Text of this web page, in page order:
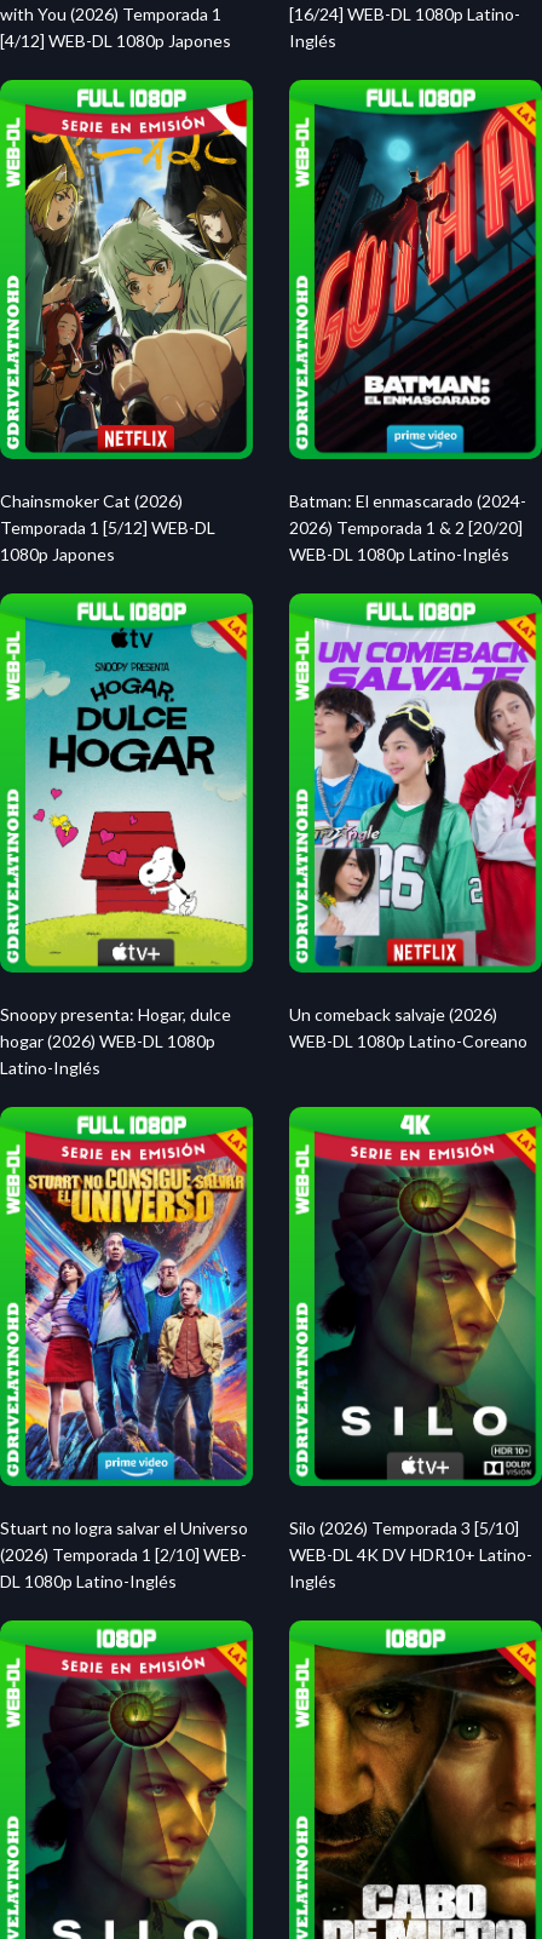
with You (2026) Temporada 1
[4/12] WEB-DL 1080p Japones
[16/24] WEB-DL 1080p Latino-
Inglés
Chainsmoker Cat (2026)
Temporada 1 [5/12] WEB-DL
1080p Japones
Batman: El enmascarado (2024-
2026) Temporada 1 & 2 [20/20]
WEB-DL 1080p Latino-Inglés
Snoopy presenta: Hogar, dulce
hogar (2026) WEB-DL 1080p
Latino-Inglés
Un comeback salvaje (2026)
WEB-DL 1080p Latino-Coreano
Stuart no logra salvar el Universo
(2026) Temporada 1 [2/10] WEB-
DL 1080p Latino-Inglés
Silo (2026) Temporada 3 [5/10]
WEB-DL 4K DV HDR10+ Latino-
Inglés